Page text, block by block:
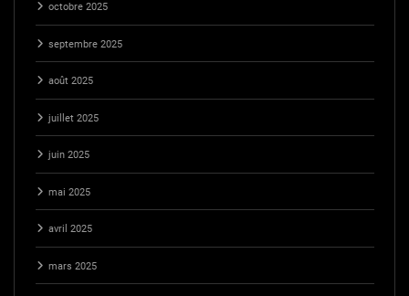
octobre 2025
septembre 2025
août 2025
juillet 2025
juin 2025
mai 2025
avril 2025
mars 2025